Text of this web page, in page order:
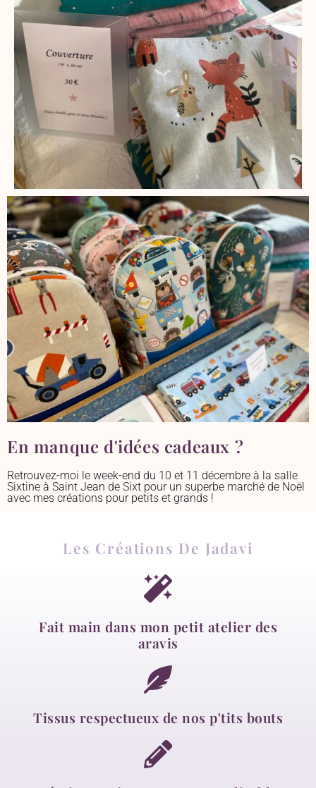
En manque d'idées cadeaux ?
Retrouvez-moi le week-end du 10 et 11 décembre à la salle
Sixtine à Saint Jean de Sixt pour un superbe marché de Noël
avec mes créations pour petits et grands !
Les Créations De Jadavi
Fait main dans mon petit atelier des
aravis
Tissus respectueux de nos p'tits bouts